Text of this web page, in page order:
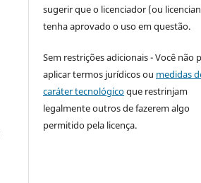
sugerir que o licenciador (ou
tenha aprovado o uso em questão.
Sem restrições adicionais - Você não
aplicar termos jurídicos ou medidas
caráter tecnológicoque restrinjam
legalmente outros de fazerem algo
permitido pela licença.